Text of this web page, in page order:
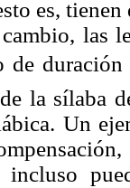
es,
las
o de
la sílaba
Un